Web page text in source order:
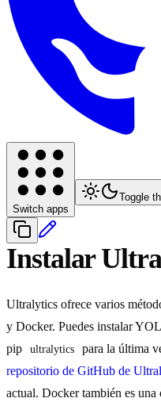
Switch apps
Toggle
Instalar
Ultralytics ofrece varios
y Docker. Puedes instalar
pip
ultralytics
para la última
repositorio de GitHub de
actual. Docker también es una